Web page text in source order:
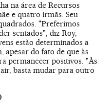
na área de Recursos
e quatro irmãs. Seu
"Preferimos
sentados", diz Roy,
estão determinados a
apesar do fato de que às
permanecer positivos. "Às
basta mudar para outro